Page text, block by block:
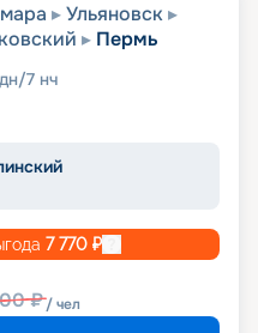
Ульяновск
Пермь
дн/7 нч
7 770 ₽
₽/ чел